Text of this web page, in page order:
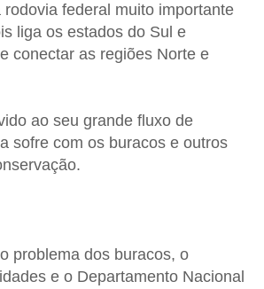
rodovia federal muito importante
liga os estados do Sul e
conectar as regiões Norte e
ao seu grande fluxo de
sofre com os buracos e outros
problema dos buracos, o
e o Departamento Nacional